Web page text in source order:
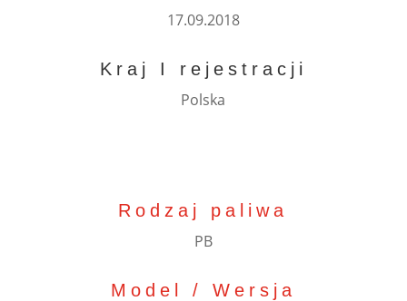
17.09.2018
Kraj I rejestracji
Polska
Rodzaj paliwa
PB
Model / Wersja